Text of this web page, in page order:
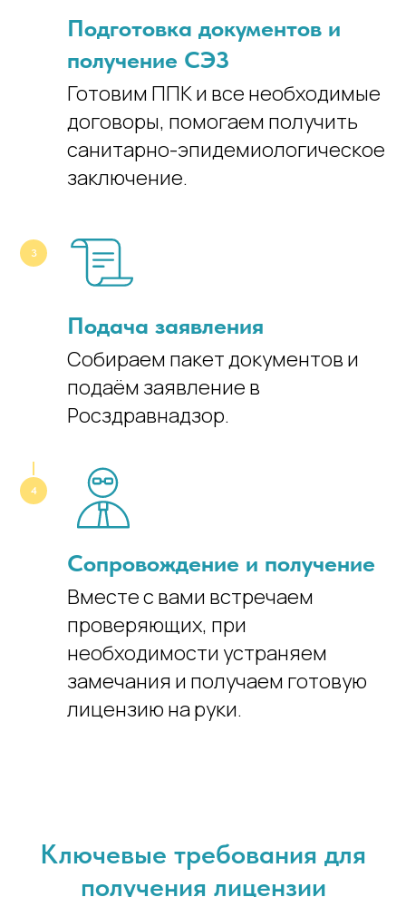
Подготовка документов и
получение СЭЗ
Готовим ППК и все необходимые
договоры, помогаем получить
санитарно-эпидемиологическое
заключение.
Подача заявления
Собираем пакет документов и
подаём заявление в
Росздравнадзор.
Сопровождение и получение
Вместе с вами встречаем
проверяющих, при
необходимости устраняем
замечания и получаем готовую
лицензию на руки.
Ключевые требования для
получения лицензии